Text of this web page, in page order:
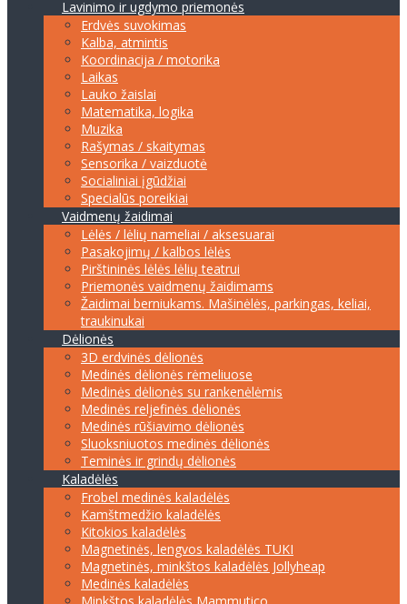
Lavinimo ir ugdymo priemonės
Erdvės suvokimas
Kalba, atmintis
Koordinacija / motorika
Laikas
Lauko žaislai
Matematika, logika
Muzika
Rašymas / skaitymas
Sensorika / vaizduotė
Socialiniai įgūdžiai
Specialūs poreikiai
Vaidmenų žaidimai
Lėlės / lėlių nameliai / aksesuarai
Pasakojimų / kalbos lėlės
Pirštininės lėlės lėlių teatrui
Priemonės vaidmenų žaidimams
Žaidimai berniukams. Mašinėlės, parkingas, keliai,
traukinukai
Dėlionės
3D erdvinės dėlionės
Medinės dėlionės rėmeliuose
Medinės dėlionės su rankenėlėmis
Medinės reljefinės dėlionės
Medinės rūšiavimo dėlionės
Sluoksniuotos medinės dėlionės
Teminės ir grindų dėlionės
Kaladėlės
Frobel medinės kaladėlės
Kamštmedžio kaladėlės
Kitokios kaladėlės
Magnetinės, lengvos kaladėlės TUKI
Magnetinės, minkštos kaladėlės Jollyheap
Medinės kaladėlės
Minkštos kaladėlės Mammutico